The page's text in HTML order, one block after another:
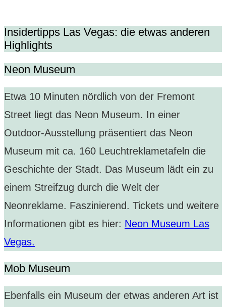
Insidertipps Las Vegas: die etwas anderen
Highlights
Neon Museum
Etwa 10 Minuten nördlich von der Fremont
Street liegt das Neon Museum. In einer
Outdoor-Ausstellung präsentiert das Neon
Museum mit ca. 160 Leuchtreklametafeln die
Geschichte der Stadt. Das Museum lädt ein zu
einem Streifzug durch die Welt der
Neonreklame. Faszinierend. Tickets und weitere
Informationen gibt es hier: Neon Museum Las
Vegas.
Mob Museum
Ebenfalls ein Museum der etwas anderen Art ist